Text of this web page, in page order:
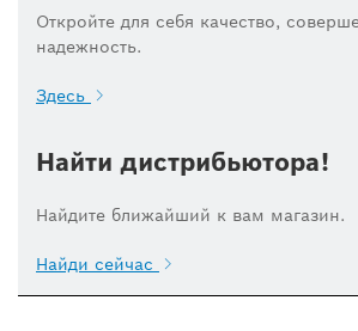
Откройте для себя качество,
надежность.
Здесь
Найти дистрибьютора!
Найдите ближайший к вам магазин.
Найди сейчас